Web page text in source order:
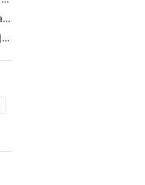
L&F Achieves Record-High Quarterly Shipments, Begins LFP Supply for North American ESS in Q3 Advancing its Two-Track NCM and LFP Growth Strategy
엘앤에프, 분기 최대 출하 실적 기록… 3분기 북미 ESS향 LFP 공급 착수 NCM+LFP ‘2-Track’ 성장 전략 실현